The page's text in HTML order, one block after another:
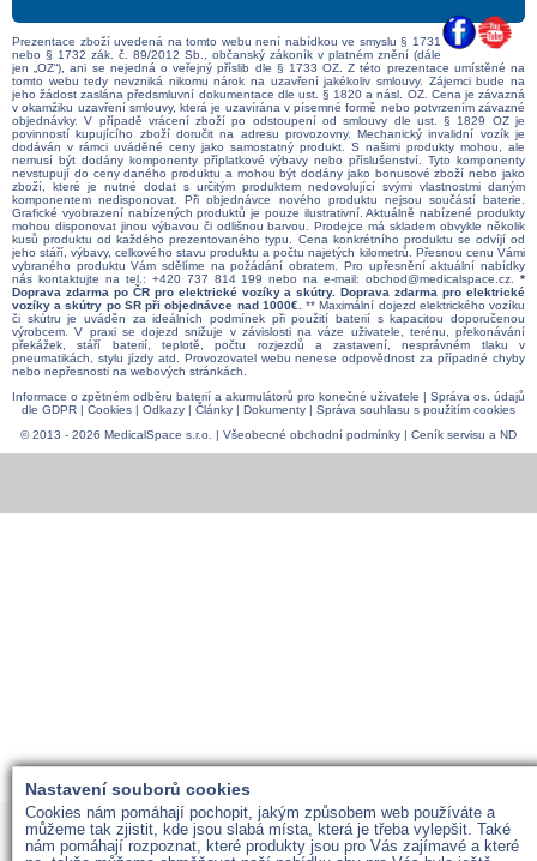
Prezentace zboží uvedená na tomto webu není nabídkou ve smyslu § 1731
nebo § 1732 zák. č. 89/2012 Sb., občanský zákoník v platném znění (dále
jen „OZ“), ani se nejedná o veřejný příslib dle § 1733 OZ. Z této prezentace umístěné na
tomto webu tedy nevzniká nikomu nárok na uzavření jakékoliv smlouvy. Zájemci bude na
jeho žádost zaslána předsmluvní dokumentace dle ust. § 1820 a násl. OZ. Cena je závazná
v okamžiku uzavření smlouvy, která je uzavírána v písemné formě nebo potvrzením závazné
objednávky. V případě vrácení zboží po odstoupení od smlouvy dle ust. § 1829 OZ je
povinností kupujícího zboží doručit na adresu provozovny. Mechanický invalidní vozík je
dodáván v rámci uváděné ceny jako samostatný produkt. S našimi produkty mohou, ale
nemusí být dodány komponenty příplatkové výbavy nebo příslušenství. Tyto komponenty
nevstupují do ceny daného produktu a mohou být dodány jako bonusové zboží nebo jako
zboží, které je nutné dodat s určitým produktem nedovolující svými vlastnostmi daným
komponentem nedisponovat. Při objednávce nového produktu nejsou součástí baterie.
Grafické vyobrazení nabízených produktů je pouze ilustrativní. Aktuálně nabízené produkty
mohou disponovat jinou výbavou či odlišnou barvou. Prodejce má skladem obvykle několik
kusů produktu od každého prezentovaného typu. Cena konkrétního produktu se odvíjí od
jeho stáří, výbavy, celkového stavu produktu a počtu najetých kilometrů. Přesnou cenu Vámi
vybraného produktu Vám sdělíme na požádání obratem. Pro upřesnění aktuální nabídky
nás kontaktujte na tel.: +420 737 814 199 nebo na e-mail:obchod@medicalspace.cz .*
Doprava zdarma po ČR pro elektrické vozíky a skútry. Doprava zdarma pro elektrické
vozíky a skútry po SR při objednávce nad 1000€.
** Maximální dojezd elektrického vozíku
či skútru je uváděn za ideálních podmínek při použití baterií s kapacitou doporučenou
výrobcem. V praxi se dojezd snižuje v závislosti na váze uživatele, terénu, překonávání
překážek, stáří baterií, teplotě, počtu rozjezdů a zastavení, nesprávném tlaku v
pneumatikách, stylu jízdy atd. Provozovatel webu nenese odpovědnost za případné chyby
nebo nepřesnosti na webových stránkách.
Informace o zpětném odběru baterií a akumulátorů pro konečné uživatele | Správa os. údajů
dle GDPR | Cookies | Odkazy | Články | Dokumenty | Správa souhlasu s použitím cookies
© 2013 - 2026 MedicalSpace s.r.o. | Všeobecné obchodní podmínky | Ceník servisu a ND
Nastavení souborů cookies
Cookies nám pomáhají pochopit, jakým způsobem web používáte a
můžeme tak zjistit, kde jsou slabá místa, která je třeba vylepšit. Také
nám pomáhají rozpoznat, které produkty jsou pro Vás zajímavé a které